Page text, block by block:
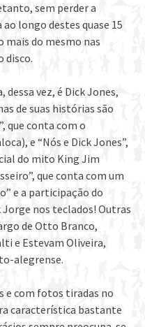
sem perder a
longo destes quase 15
mais do mesmo nas
disco.
vez, é Dick Jones,
de suas histórias são
que conta com o
e “Nós e Dick Jones”,
do mito King Jim
que conta com um
e a participação do
nos teclados! Outras
de Otto Branco,
e Estevam Oliveira,
alegrense.
e com fotos tiradas no
característica bastante